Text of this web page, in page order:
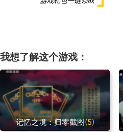
我想了解这个游戏：
记忆之境：归零截图(5)